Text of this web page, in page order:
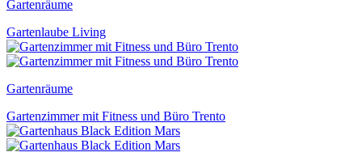
Gartenräume
Gartenlaube Living
Gartenräume
Gartenzimmer mit Fitness und Büro Trento